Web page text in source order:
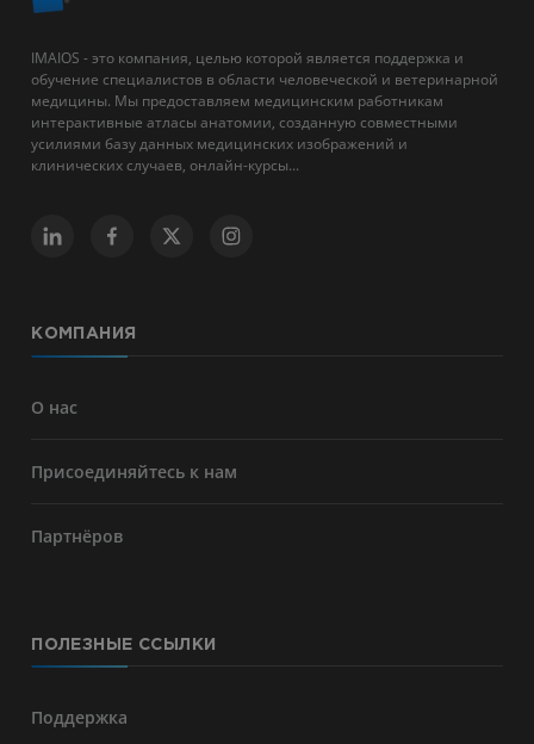
IMAIOS - это компания, целью которой является поддержка и
обучение специалистов в области человеческой и ветеринарной
медицины. Мы предоставляем медицинским работникам
интерактивные атласы анатомии, созданную совместными
усилиями базу данных медицинских изображений и
клинических случаев, онлайн-курсы...
КОМПАНИЯ
О нас
Присоединяйтесь к нам
Партнёров
ПОЛЕЗНЫЕ ССЫЛКИ
Поддержка